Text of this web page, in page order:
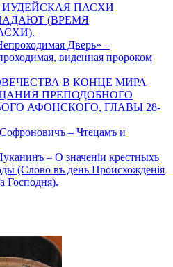
ПАСХИ
(ВРЕМЯ
Дверь» –
виденная пророком
В КОНЦЕ МИРА
ПРЕПОДОБНОГО
АФОНСКОГО, ГЛАВЫ 28-
– Чтецамъ и
– О значеніи крестныхъ
(Слово въ день Происхожденія
Господня).